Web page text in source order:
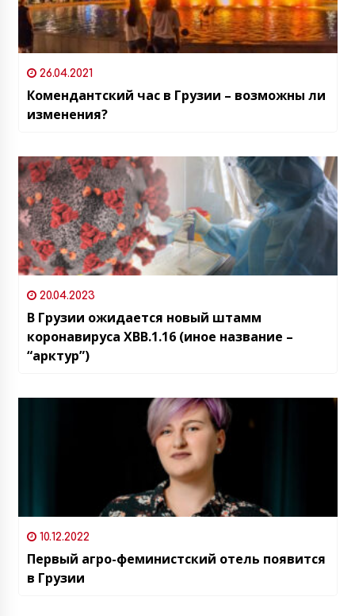
26.04.2021
Комендантский час в Грузии – возможны ли
изменения?
20.04.2023
В Грузии ожидается новый штамм
коронавируса XBB.1.16 (иное название –
“арктур”)
10.12.2022
Первый агро-феминистский отель появится
в Грузии